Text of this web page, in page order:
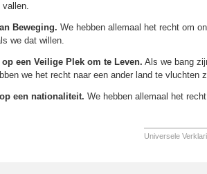
vallen.
Beweging. We hebben allemaal het recht om
we dat willen.
op een Veilige Plek om te Leven. Als we bang
we het recht naar een ander land te vluchten
een nationaliteit. We hebben allemaal het
Universele